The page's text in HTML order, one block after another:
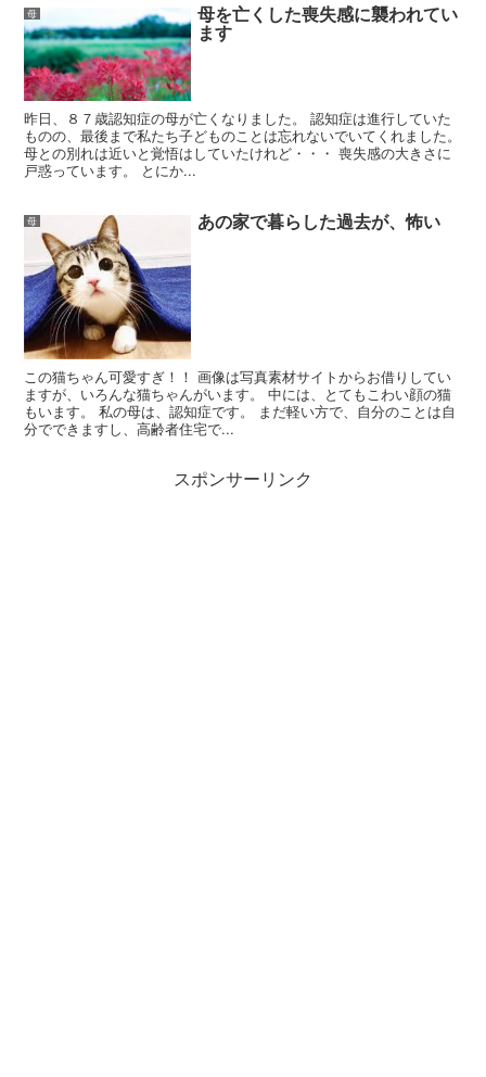
母 母を亡くした喪失感に襲われてい
ます
昨日、８７歳認知症の母が亡くなりました。 認知症は進行していた
ものの、最後まで私たち子どものことは忘れないでいてくれました。
母との別れは近いと覚悟はしていたけれど・・・ 喪失感の大きさに
戸惑っています。 とにか...
母 あの家で暮らした過去が、怖い
この猫ちゃん可愛すぎ！！ 画像は写真素材サイトからお借りしてい
ますが、いろんな猫ちゃんがいます。 中には、とてもこわい顔の猫
もいます。 私の母は、認知症です。 まだ軽い方で、自分のことは自
分でできますし、高齢者住宅で...
スポンサーリンク